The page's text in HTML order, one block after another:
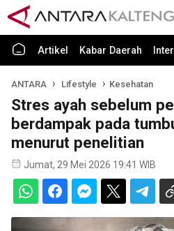
Artikel Kabar Daerah
ANTARA Lifestyle Kesehatan
Stres ayah sebelum
berdampak pada
menurut penelitian
Jumat, 29 Mei 2026 19:41 WIB